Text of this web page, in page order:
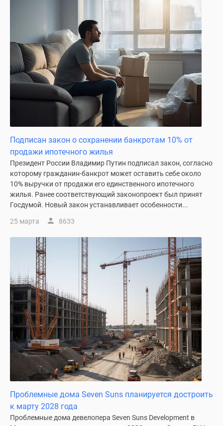
Реклама
сайте
Машино-
Апартаменты
#траншевая
ипотека
#рассрочка
ИТ-
ипотека
Квартиры
скидками
360°
новостроек
Субсидированная
застройщиком
Rutube
Поиск
дома
Программа
Москве
Подписан закон о сохранении банкротам 10% от
продажи ипотечного жилья
Президент России Владимир Путин подписал закон, согласно
которому гражданин-банкрот может оставить себе около
10% выручки от продажи его единственного ипотечного
жилья. Ранее соответствующий законопроект был принят
Госдумой. Новый закон устанавливает особенности...
25 марта 8633
Проблемные дома Seven Suns планируется достроить
к марту 2028 года
Проблемные дома девелопера Seven Suns Development в